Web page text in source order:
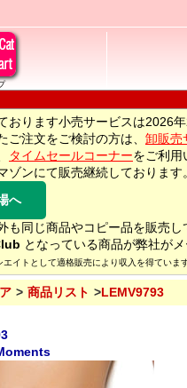
おります小売サービスは2026
ご注文をご検討の方は、 卸販売
タイムセールコーナーをご利用
ゾンにて販売継続しております。
へ
も同じ商品やコピー品を販売し
となっている商品が弊社が
イトとして適格販売により収入を得ています
商品リスト LEMV9793